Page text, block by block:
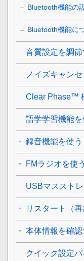
Bluetooth機能の
Bluetooth機能に
音質設定を調節
ノイズキャン
Clear Phase™
語学学習機能を
録音機能を使う
FMラジオを使う
USBマススト
リスタート（
本体情報を確
クイック設定パ